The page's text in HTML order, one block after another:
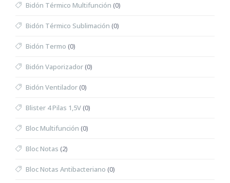
Bidón Térmico Multifunción (0)
Bidón Térmico Sublimación (0)
Bidón Termo (0)
Bidón Vaporizador(0)
Bidón Ventilador(0)
Blister 4 Pilas 1,5V(0)
Bloc Multifunción (0)
Bloc Notas (2)
Bloc Notas Antibacteriano (0)